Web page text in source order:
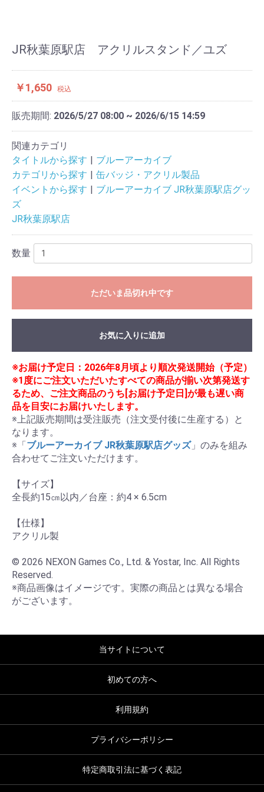
JR秋葉原駅店 アクリルスタンド／ユズ
￥1,650 税込
販売期間: 2026/5/27 08:00 ~ 2026/6/15 14:59
関連カテゴリ
タイトルから探す
ブルーアーカイブ
カテゴリから探す
缶バッジ・アクリル製品
イベントから探す
ブルーアーカイブ JR秋葉原駅店グッ
ズ
JR秋葉原駅店
数量
ただいま品切れ中です
お気に入りに追加
※お届け予定日：2026年8月頃より順次発送開始（予定）
※1度にご注文いただいたすべての商品が揃い次第発送す
るため、ご注文商品のうち[お届け予定日]が最も遅い商
品を目安にお届けいたします。
※上記販売期間は受注販売（注文受付後に生産する）と
なります。
※「ブルーアーカイブ JR秋葉原駅店グッズ」のみを組み
合わせてご注文いただけます。
【サイズ】
全長約15㎝以内／台座：約4 × 6.5cm
【仕様】
アクリル製
© 2026 NEXON Games Co., Ltd. & Yostar, Inc. All Rights
Reserved.
※商品画像はイメージです。実際の商品とは異なる場合
がございます。
当サイトについて
初めての方へ
利用規約
プライバシーポリシー
特定商取引法に基づく表記